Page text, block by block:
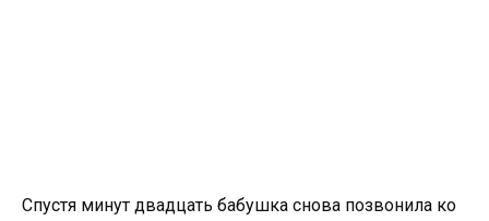
Спустя минут двадцать бабушка снова позвонила ко